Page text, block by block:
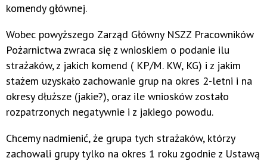
komendy głównej.
Wobec powyższego Zarząd Główny NSZZ Pracowników
Pożarnictwa zwraca się z wnioskiem o podanie ilu
strażaków, z jakich komend ( KP/M. KW, KG) i z jakim
stażem uzyskało zachowanie grup na okres 2-letni i na
okresy dłuższe (jakie?), oraz ile wniosków zostało
rozpatrzonych negatywnie i z jakiego powodu.
Chcemy nadmienić, że grupa tych strażaków, którzy
zachowali grupy tylko na okres 1 roku zgodnie z Ustawą